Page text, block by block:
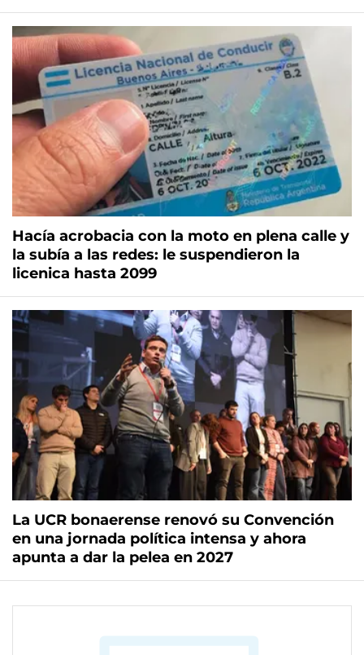
Hacía acrobacia con la moto en plena calle y
la subía a las redes: le suspendieron la
licenica hasta 2099
La UCR bonaerense renovó su Convención
en una jornada política intensa y ahora
apunta a dar la pelea en 2027